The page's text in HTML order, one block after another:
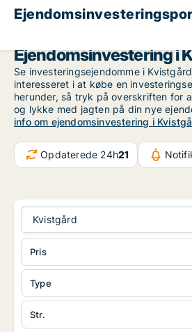
Ejendomsinvestering i
Se investeringsejendomme i
interesseret i at købe en
herunder, så tryk på overskriften for
og lykke med jagten på din nye
info om ejendomsinvestering i
Opdaterede 24h21
Kvistgård
Type
Str.
Pris